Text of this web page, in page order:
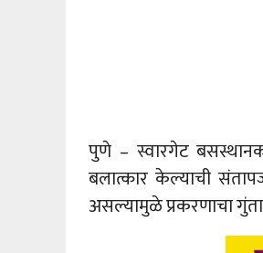
पुणे – स्वारगेट
बलात्कार केल्याची
असल्यामुळे प्रकरणाचा